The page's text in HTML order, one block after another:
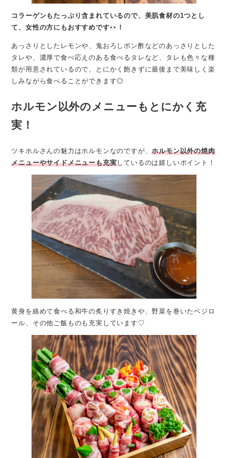
コラーゲンもたっぷり含まれているので、美肌食材の1つとし
て、女性の方にもおすすめです
！
あっさりとしたレモンや、鬼おろしポン酢などのあっさりとした
タレや、濃厚で食べ応えのある食べるタレなど、タレも色々な種
類が用意されているので、とにかく飽きずに最後まで美味しく楽
しみながら食べることができます◎
ホルモン以外のメニューもとにかく充
実！
ツキホルさんの魅力はホルモンなのですが、ホルモン以外の焼肉
メニューやサイドメニューも充実しているのは嬉しいポイント！
黄身を絡めて食べる和牛の炙りすき焼きや、野菜を巻いたベジロ
ール、その他ご飯ものも充実しています♡